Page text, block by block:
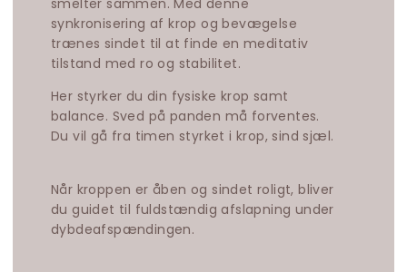
smelter sammen. Med denne
synkronisering af krop og bevægelse
trænes sindet til at finde en meditativ
tilstand med ro og stabilitet.
Her styrker du din fysiske krop samt
balance. Sved på panden må forventes.
Du vil gå fra timen styrket i krop, sind sjæl.
Når kroppen er åben og sindet roligt, bliver
du guidet til fuldstændig afslapning under
dybdeafspændingen.